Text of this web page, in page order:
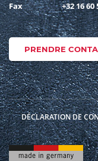
Fax
+32 16 60
PRENDRE
DÉCLARATION DE